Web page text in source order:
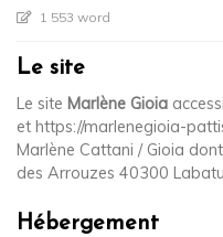
1 553 word
Le site
Le site Marlène Gioia
et https://marlenegioia-
Marlène Cattani / Gioia
des Arrouzes 40300
Hébergement